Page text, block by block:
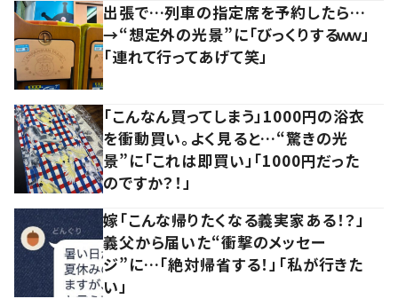
出張で…列車の指定席を予約したら…
→“想定外の光景”に「びっくりするｗｗ」
「連れて行ってあげて笑」
「こんなん買ってしまう」1000円の浴衣
を衝動買い。よく見ると…“驚きの光
景”に「これは即買い」「1000円だった
のですか？！」
嫁「こんな帰りたくなる義実家ある！？」
義父から届いた“衝撃のメッセー
ジ”に…「絶対帰省する！」「私が行きた
い」